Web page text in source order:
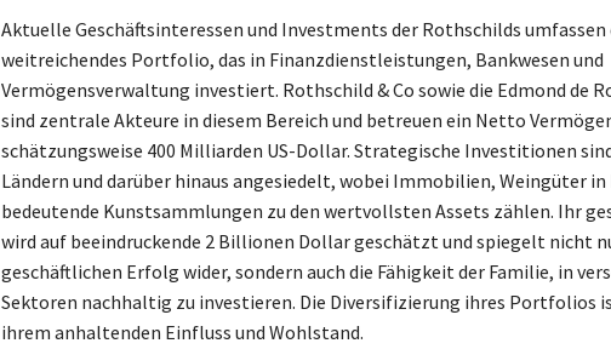
Aktuelle Geschäftsinteressen und Investments der Rothschilds umfassen
weitreichendes Portfolio, das in Finanzdienstleistungen, Bankwesen und
Vermögensverwaltung investiert. Rothschild & Co sowie die Edmond de
sind zentrale Akteure in diesem Bereich und betreuen ein Netto
schätzungsweise 400 Milliarden US-Dollar. Strategische Investitionen
Ländern und darüber hinaus angesiedelt, wobei Immobilien, Weingüter in
bedeutende Kunstsammlungen zu den wertvollsten Assets zählen. Ihr
wird auf beeindruckende 2 Billionen Dollar geschätzt und spiegelt nicht
geschäftlichen Erfolg wider, sondern auch die Fähigkeit der Familie, in
Sektoren nachhaltig zu investieren. Die Diversifizierung ihres Portfolios
ihrem anhaltenden Einfluss und Wohlstand.